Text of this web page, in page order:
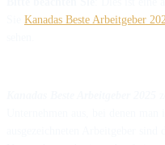
Kanadas Beste Arbeitgeber